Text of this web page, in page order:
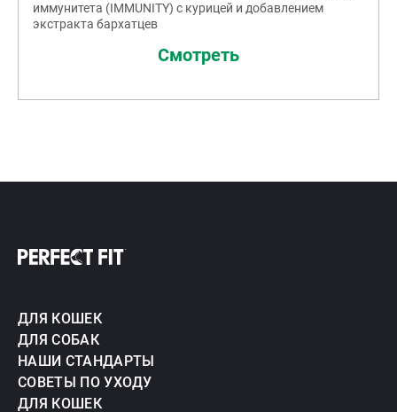
иммунитета (IMMUNITY) с курицей и добавлением
экстракта бархатцев
Смотреть
ДЛЯ КОШЕК
ДЛЯ СОБАК
НАШИ СТАНДАРТЫ
СОВЕТЫ ПО УХОДУ
ДЛЯ КОШЕК